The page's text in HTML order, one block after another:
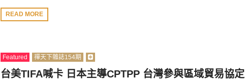
READ MORE
Featured 禪天下雜誌154期
台美TIFA喊卡 日本主導CPTPP 台灣參與區域貿易協定